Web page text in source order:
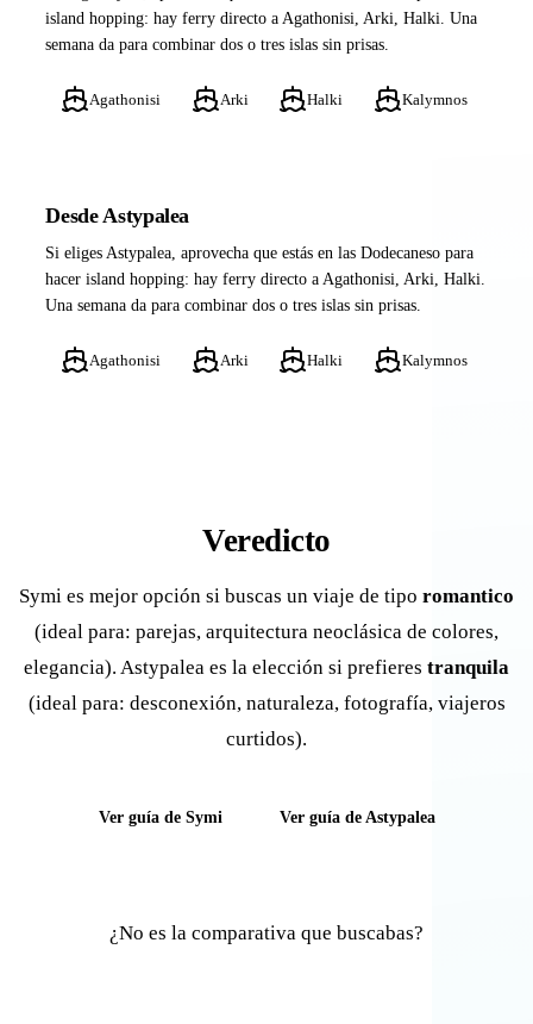
island hopping: hay ferry directo a Agathonisi, Arki, Halki. Una
semana da para combinar dos o tres islas sin prisas.
Agathonisi Arki Halki Kalymnos
Desde Astypalea
Si eliges Astypalea, aprovecha que estás en las Dodecaneso para
hacer island hopping: hay ferry directo a Agathonisi, Arki, Halki.
Una semana da para combinar dos o tres islas sin prisas.
Agathonisi Arki Halki Kalymnos
Veredicto
Symi es mejor opción si buscas un viaje de tipo romantico
(ideal para: parejas, arquitectura neoclásica de colores,
elegancia). Astypalea es la elección si prefieres tranquila
(ideal para: desconexión, naturaleza, fotografía, viajeros
curtidos).
Ver guía de Symi Ver guía de Astypalea
¿No es la comparativa que buscabas?